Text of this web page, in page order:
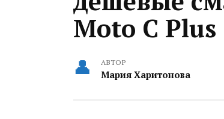
Moto C Plus
АВТОР
Мария Харитонова